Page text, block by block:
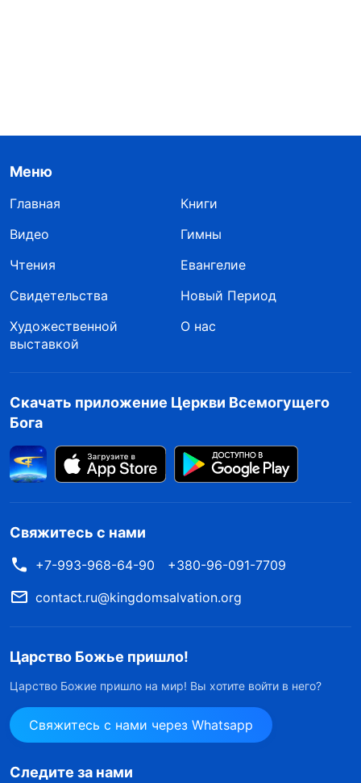
Меню
Главная
Книги
Видео
Гимны
Чтения
Евангелие
Свидетельства
Новый Период
Художественной
выставкой
О нас
Скачать приложение Церкви Всемогущего
Бога
Свяжитесь с нами
+7-993-968-64-90
+380-96-091-7709
contact.ru@kingdomsalvation.org
Царство Божье пришло!
Царство Божие пришло на мир! Вы хотите войти в него?
Свяжитесь с нами через Whatsapp
Следите за нами